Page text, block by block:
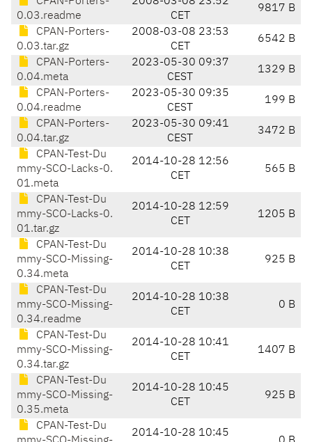
0.03.readme
CET
9817 B
CPAN-Porters-
0.03.tar.gz
2008-03-08 23:53
CET
6542 B
CPAN-Porters-
0.04.meta
2023-05-30 09:37
CEST
1329 B
CPAN-Porters-
0.04.readme
2023-05-30 09:35
CEST
199 B
CPAN-Porters-
0.04.tar.gz
2023-05-30 09:41
CEST
3472 B
CPAN-Test-Du
mmy-SCO-Lacks-0.
01.meta
2014-10-28 12:56
CET
565 B
CPAN-Test-Du
mmy-SCO-Lacks-0.
01.tar.gz
2014-10-28 12:59
CET
1205 B
CPAN-Test-Du
mmy-SCO-Missing-
0.34.meta
2014-10-28 10:38
CET
925 B
CPAN-Test-Du
mmy-SCO-Missing-
0.34.readme
2014-10-28 10:38
CET
0 B
CPAN-Test-Du
mmy-SCO-Missing-
0.34.tar.gz
2014-10-28 10:41
CET
1407 B
CPAN-Test-Du
mmy-SCO-Missing-
0.35.meta
2014-10-28 10:45
CET
925 B
CPAN-Test-Du
2014-10-28 10:45